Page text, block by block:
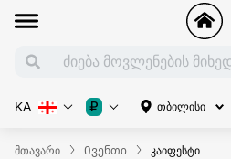
თბილისი
KA ₽
მთავარი Ივენთი კაიფესტი